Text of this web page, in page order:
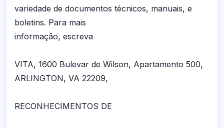
variedade de documentos técnicos, manuais, e
boletins. Para mais
informação, escreva
VITA, 1600 Bulevar de Wilson, Apartamento 500,
ARLINGTON, VA 22209,
RECONHECIMENTOS DE